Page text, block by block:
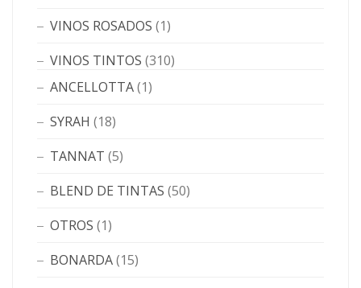
VINOS ROSADOS (1)
VINOS TINTOS (310)
ANCELLOTTA(1)
SYRAH (18)
TANNAT (5)
BLEND DE TINTAS (50)
OTROS (1)
BONARDA(15)